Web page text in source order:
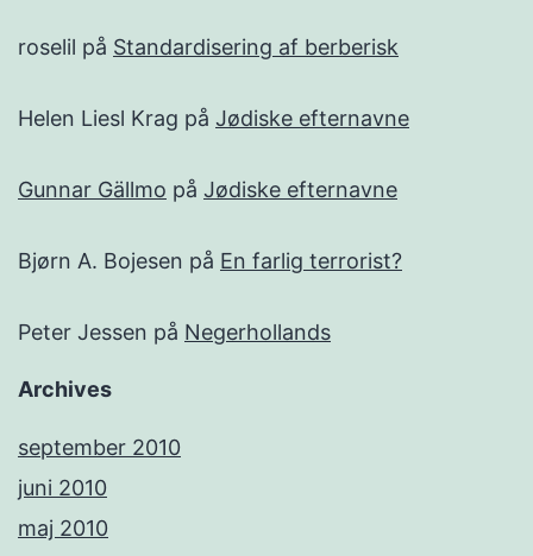
roselil på Standardisering af berberisk
Helen Liesl Krag på Jødiske efternavne
Gunnar Gällmo på Jødiske efternavne
Bjørn A. Bojesen på En farlig terrorist?
Peter Jessen på Negerhollands
Archives
september 2010
juni 2010
maj 2010